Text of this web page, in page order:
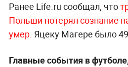
Ранее Life.ru сообщал, что
Польши потерял сознание
умер. Яцеку Магере было
Главные события в